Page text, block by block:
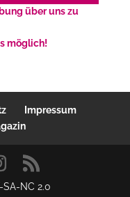
über uns zu
möglich!
Impressum
SA-NC 2.0